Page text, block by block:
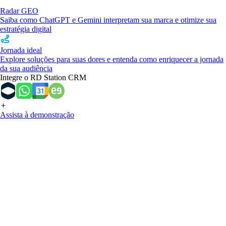
Radar GEO
Saiba como ChatGPT e Gemini interpretam sua marca e otimize sua
estratégia digital
Jornada ideal
Explore soluções para suas dores e entenda como enriquecer a jornada
da sua audiência
Integre o RD Station CRM
Assista à demonstração